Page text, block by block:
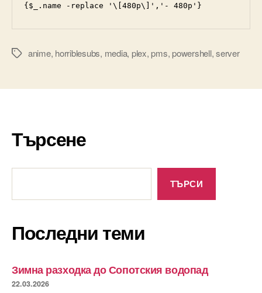
{$_.name -replace '\[480p\]','- 480p'}
Tagsanime, horriblesubs, media, plex,pms,powershell,server
Търсене
ТЪРСИ
Последни теми
Зимна разходка до Сопотския водопад
22.03.2026